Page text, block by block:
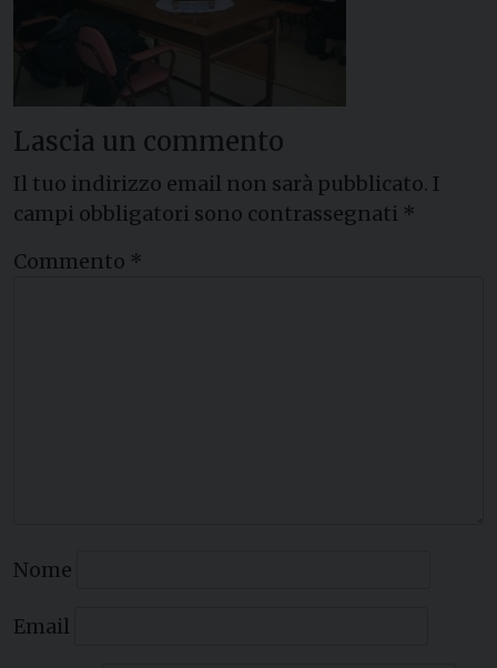
Lascia un commento
Il tuo indirizzo email non sarà pubblicato. I
campi obbligatori sono contrassegnati *
Commento *
Nome
Email